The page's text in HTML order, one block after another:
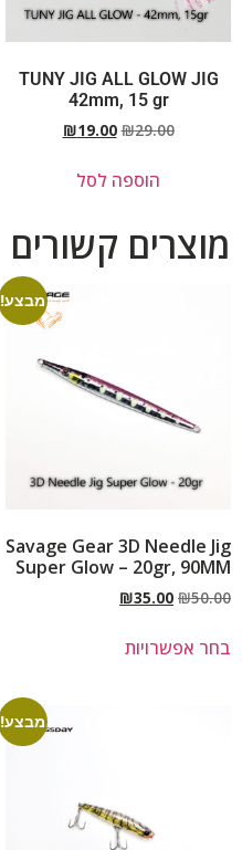
TUNY JIG ALL GLOW JIG
42mm, 15 gr
₪29.00
₪19.00
הוספה לסל
מוצרים קשורים
מבצע!
Savage Gear 3D Needle Jig
Super Glow – 20gr, 90MM
₪50.00
₪35.00
בחר אפשרויות
מבצע!